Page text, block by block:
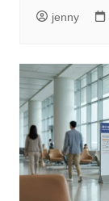
jenny